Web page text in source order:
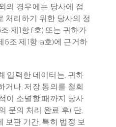
의 경우에는 당사에 접
처리하기 위한 당사의 정
제1항 f호) 또는 귀하가
조 제1항 a호)에 근거하
입력한 데이터는, 귀하
거나, 저장 동의를 철회
이 소멸할 때까지 당사
문의 처리 완료 후). 단,
보관 기간, 특히 법정 보